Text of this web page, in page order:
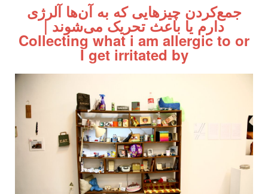
جمع‌کردن چیزهایی که به آن‌ها آلرژی
دارم یا باعث تحریک می‌شوند |
Collecting what i am allergic to or
I get irritated by